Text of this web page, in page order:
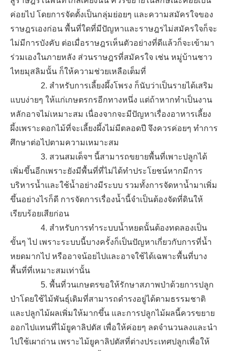
ค่อยไป โดยการจัดตั้งเป็นกลุ่มย่อยๆ และความสมัครใจของ
ราษฎรเองก่อน พื้นที่ใดที่มีปัญหาและราษฎรไม่สมัครใจก็จะ
ไม่มีการบังคับ ต่อเมื่อราษฎรเห็นตัวอย่างที่ดีแล้วก็จะเข้ามา
ร่วมเองในภายหลัง ส่วนราษฎรที่สมัครใจ เช่น หมู่บ้านชาว
ไทยมุสลิมนั้น ก็ให้ความช่วยเหลือเต็มที่
2. สำหรับการเลี้ยงผึ้งโพรง ก็นับว่าเป็นรายได้เสริม
แบบง่ายๆ ให้แก่เกษตรกรอีกทางหนึ่ง แต่ถ้าหากทำเป็นงาน
หลักอาจไม่เหมาะสม เนื่องจากจะมีปัญหาเรื่องอาหารเลี้ยง
ผึ้งเพราะดอกไม้ที่จะเลี้ยงผึ้งไม่มีตลอดปี จึงควรค่อยๆ ทำการ
ศึกษาต่อไปตามความเหมาะสม
3. สวนสมเด็จฯ นี้สามารถขยายพื้นที่เพาะปลูกได้
เพิ่มขึ้นอีกเพราะยังมีพื้นที่ที่ไม่ได้ทำประโยชน์หากมีการ
บริหารน้ำและใช้น้ำอย่างมีระบบ รวมทั้งการจัดหาน้ำมาเพิ่ม
ขึ้นอย่างไรก็ดี การจัดการเรื่องน้ำนี้จำเป็นต้องจัดที่ดินให้
เรียบร้อยเสียก่อน
4. สำหรับการทำระบบน้ำหยดนั้นต้องทดลองเป็น
ขั้นๆ ไป เพราะระบบนี้บางครั้งก็เป็นปัญหาเกี่ยวกับการที่น้ำ
หยดมากไป หรืออาจน้อยไปและอาจใช้ได้เฉพาะพื้นที่บาง
พื้นที่ที่เหมาะสมเท่านั้น
5. พื้นที่วนเกษตรขอให้รักษาสภาพป่าด้วยการปลูก
ป่าโดยใช้ไม้พันธุ์เดิมที่สามารถดำรงอยู่ได้ตามธรรมชาติ
และปลูกไม้ผลเพิ่มให้มากขึ้น และการปลูกไม้ผลนี้ควรขยาย
ออกไปแทนที่ไม้ยูคาลิปตัส เพื่อให้ค่อยๆ ลดจำนวนลงและนำ
ไปใช้เผาถ่าน เพราะไม้ยูคาลิปตัสที่ต่างประเทศปลูกเพื่อให้